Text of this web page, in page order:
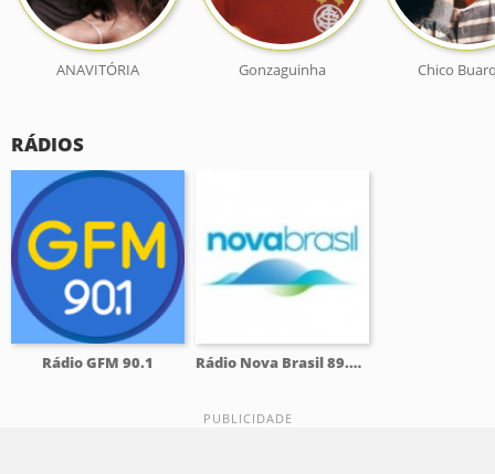
ANAVITÓRIA Gonzaguinha Chico
RÁDIOS
Rádio GFM 90.1 Rádio Nova Brasil 89.7 FM